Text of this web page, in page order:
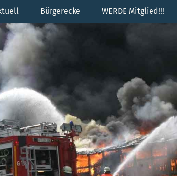
Bürgerecke WERDE Mitglied!!!